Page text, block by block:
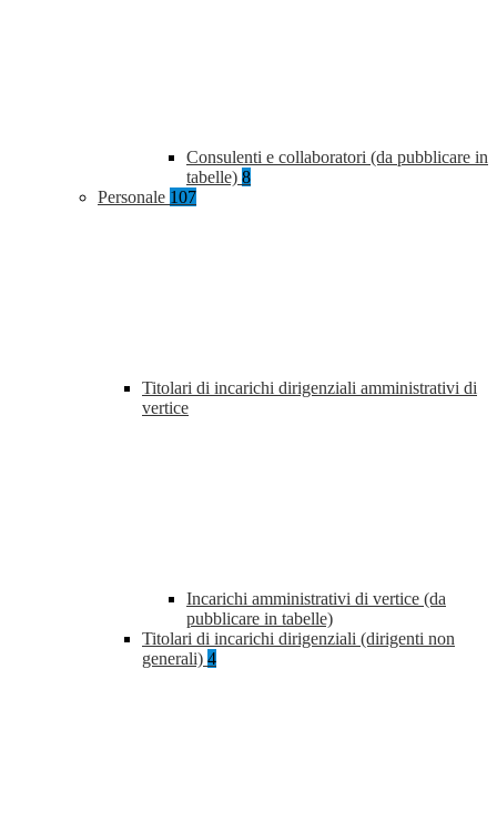
Consulenti e collaboratori (da pubblicare in
tabelle) 8
Personale 107
Titolari di incarichi dirigenziali amministrativi di
vertice
Incarichi amministrativi di vertice (da
pubblicare in tabelle)
Titolari di incarichi dirigenziali (dirigenti non
generali) 4